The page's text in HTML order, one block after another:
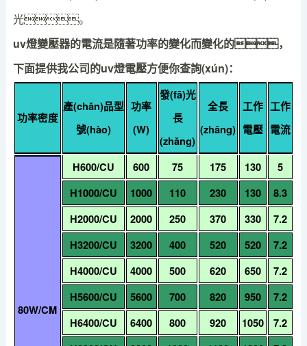
光。
uv燈變壓器的電流是隨著功率的變化而變化的，
下面提供我公司的uv燈電壓方便你查詢(xún)：
功率密度
產(chǎn)品型
號(hào)
功率
(W)
發(fā)光
長
(zhǎng)
全長
(zhǎng)
工作
電壓
工作
電流
80W/CM
H600/CU 600 75 175 130
5
H1000/CU
1000 110 230 130
8.3
H2000/CU
2000 250 370 330
7.2
H3200/CU
3200 400 520 520
7.2
H4000/CU
4000 500 620 650
7.2
H5600/CU
5600 700 820 950
7.2
H6400/CU
6400 800 920 1050
7.2